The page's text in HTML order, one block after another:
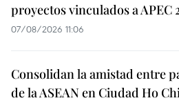
proyectos vinculados a APEC
07/08/2026 11:06
Consolidan la amistad entre
de la ASEAN en Ciudad Ho